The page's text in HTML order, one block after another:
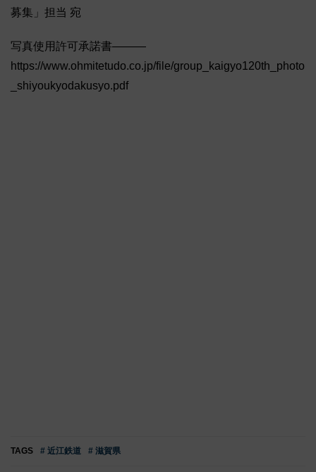
募集」担当 宛
写真使用許可承諾書―――
https://www.ohmitetudo.co.jp/file/group_kaigyo120th_photo
_shiyoukyodakusyo.pdf
TAGS # 近江鉄道 # 滋賀県